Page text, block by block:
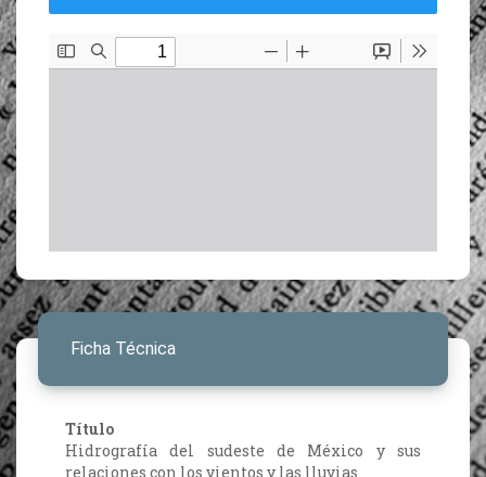
Ficha Técnica
Título
Hidrografía del sudeste de México y sus
relaciones con los vientos y las lluvias